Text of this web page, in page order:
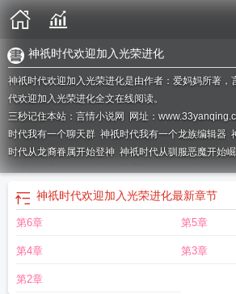
神祇时代欢迎加入光荣进化
神祇时代欢迎加入光荣进化是由作者：爱妈妈所著，
代欢迎加入光荣进化全文在线阅读。
三秒记住本站：言情小说网 网址：
时代我有一个聊天群 神祇时代我有一个龙族编辑器
时代从龙裔眷属开始登神 神祇时代从驯服恶魔开始
的进化免费阅读神祇时代开局百倍奖励神祇时代欢
迎加入光荣的进化
神祇时代我有一个聊天群笔趣阁
化免费
荣的进化顶点
神祇时代爱妈妈最新章节更新内容
宰神祇时代我的信徒是沙雕玩家 神祇时代开局百
迎加入光荣的进化
神祇时代欢迎加入光荣进化最新章节
第6章 第5章
第4章 第3章
第2章